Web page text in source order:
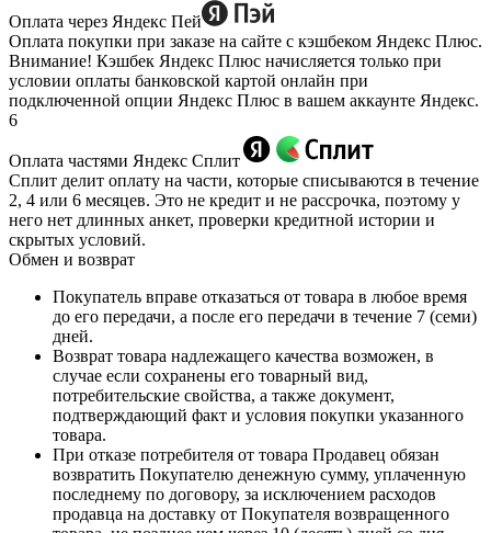
Оплата через Яндекс Пей
Оплата покупки при заказе на сайте с кэшбеком Яндекс Плюс.
Внимание! Кэшбек Яндекс Плюс начисляется только при
условии оплаты банковской картой онлайн при
подключенной опции Яндекс Плюс в вашем аккаунте Яндекс.
6
Оплата частями Яндекс Сплит
Сплит делит оплату на части, которые списываются в течение
2, 4 или 6 месяцев. Это не кредит и не рассрочка, поэтому у
него нет длинных анкет, проверки кредитной истории и
скрытых условий.
Обмен и возврат
Покупатель вправе отказаться от товара в любое время
до его передачи, а после его передачи в течение 7 (семи)
дней.
Возврат товара надлежащего качества возможен, в
случае если сохранены его товарный вид,
потребительские свойства, а также документ,
подтверждающий факт и условия покупки указанного
товара.
При отказе потребителя от товара Продавец обязан
возвратить Покупателю денежную сумму, уплаченную
последнему по договору, за исключением расходов
продавца на доставку от Покупателя возвращенного